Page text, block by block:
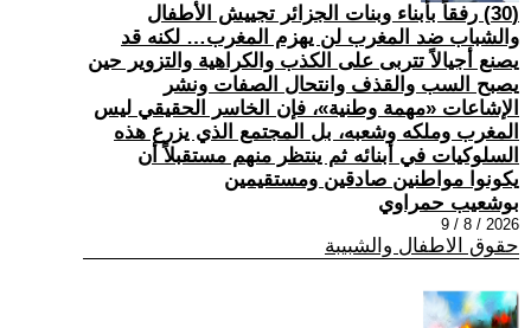
(30) رفقاً بأبناء وبنات الجزائر تجييش الأطفال
والشباب ضد المغرب لن يهزم المغرب… لكنه قد
يصنع أجيالاً تتربى على الكذب والكراهية والتزوير حين
يصبح السب والقذف وانتحال الصفات ونشر
الإشاعات «مهمة وطنية»، فإن الخاسر الحقيقي ليس
المغرب وملكه وشعبه، بل المجتمع الذي يزرع هذه
السلوكيات في أبنائه ثم ينتظر منهم مستقبلاً أن
يكونوا مواطنين صادقين ومستقيمين
بوشعيب حمراوي
2026 / 8 / 9
حقوق الاطفال والشبيبة